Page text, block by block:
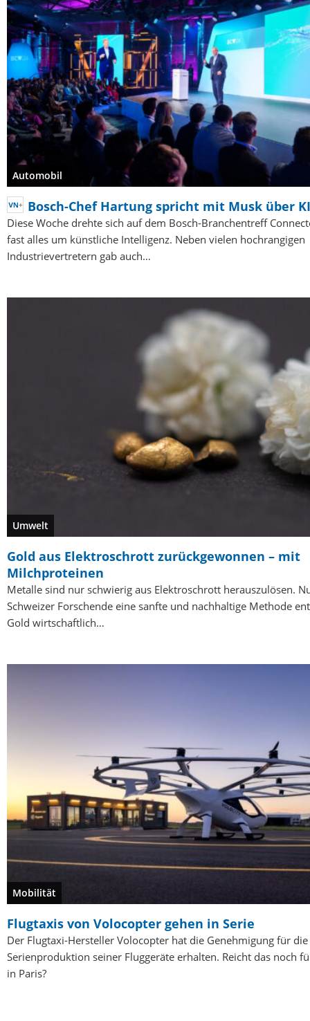
Automobil
Bosch-Chef Hartung spricht mit Musk über KI
Diese Woche drehte sich auf dem Bosch-Branchentreff
fast alles um künstliche Intelligenz. Neben vielen hochrangigen
Industrievertretern gab auch…
Umwelt
Gold aus Elektroschrott zurückgewonnen – mit
Milchproteinen
Metalle sind nur schwierig aus Elektroschrott herauszulösen.
Schweizer Forschende eine sanfte und nachhaltige Methode
Gold wirtschaftlich…
Mobilität
Flugtaxis von Volocopter gehen in Serie
Der Flugtaxi-Hersteller Volocopter hat die Genehmigung für die
Serienproduktion seiner Fluggeräte erhalten. Reicht das noch
in Paris?